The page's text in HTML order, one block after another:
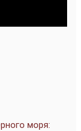
моря: